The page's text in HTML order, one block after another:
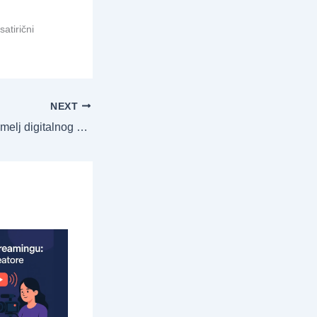
NEXT
Broj π: Nevidljivi temelj digitalnog sveta